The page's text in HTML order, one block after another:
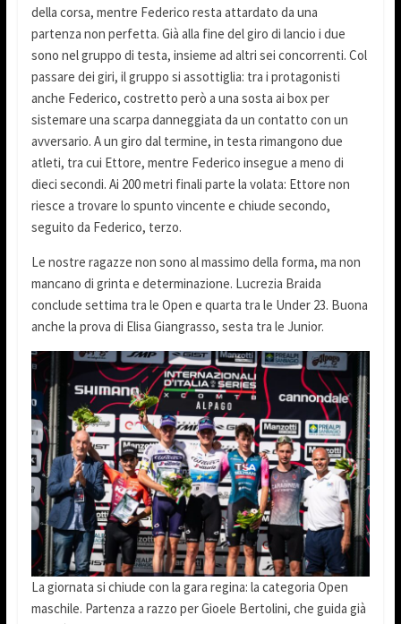
della corsa, mentre Federico resta attardato da una
partenza non perfetta. Già alla fine del giro di lancio i due
sono nel gruppo di testa, insieme ad altri sei concorrenti. Col
passare dei giri, il gruppo si assottiglia: tra i protagonisti
anche Federico, costretto però a una sosta ai box per
sistemare una scarpa danneggiata da un contatto con un
avversario. A un giro dal termine, in testa rimangono due
atleti, tra cui Ettore, mentre Federico insegue a meno di
dieci secondi. Ai 200 metri finali parte la volata: Ettore non
riesce a trovare lo spunto vincente e chiude secondo,
seguito da Federico, terzo.
Le nostre ragazze non sono al massimo della forma, ma non
mancano di grinta e determinazione. Lucrezia Braida
conclude settima tra le Open e quarta tra le Under 23. Buona
anche la prova di Elisa Giangrasso, sesta tra le Junior.
La giornata si chiude con la gara regina: la categoria Open
maschile. Partenza a razzo per Gioele Bertolini, che guida già